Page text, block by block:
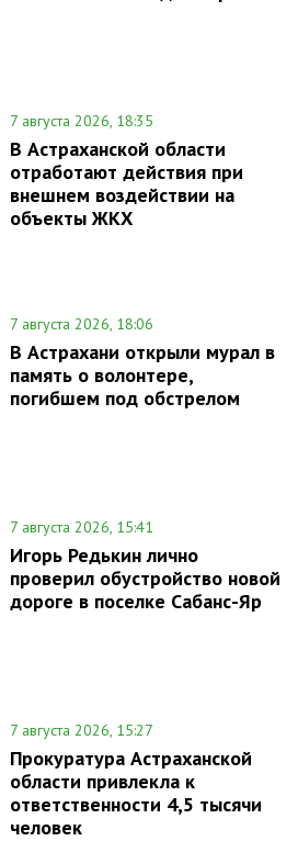
7 августа 2026, 18:35
В Астраханской области
отработают действия при
внешнем воздействии на
объекты ЖКХ
7 августа 2026, 18:06
В Астрахани открыли мурал в
память о волонтере,
погибшем под обстрелом
7 августа 2026, 15:41
Игорь Редькин лично
проверил обустройство новой
дороге в поселке Сабанс-Яр
7 августа 2026, 15:27
Прокуратура Астраханской
области привлекла к
ответственности 4,5 тысячи
человек